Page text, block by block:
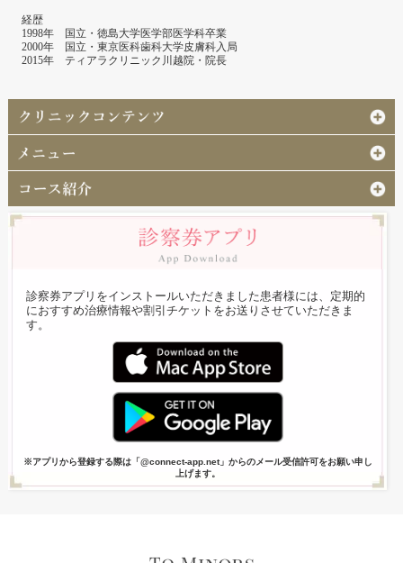
経歴
1998年 国立・徳島大学医学部医学科卒業
2000年 国立・東京医科歯科大学皮膚科入局
2015年 ティアラクリニック川越院・院長
診察券アプリをインストールいただきました患者様には、定期的
におすすめ治療情報や割引チケットをお送りさせていただきま
す。
※アプリから登録する際は「@connect-app.net」からのメール受信許可をお願い申し
上げます。